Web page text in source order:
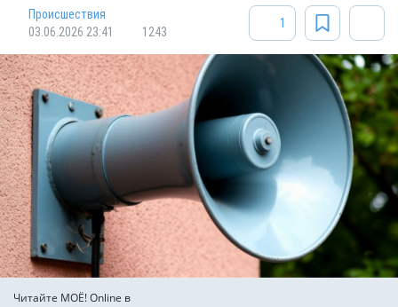
Происшествия
03.06.2026 23:41
1243
1
Читайте МОЁ! Online в